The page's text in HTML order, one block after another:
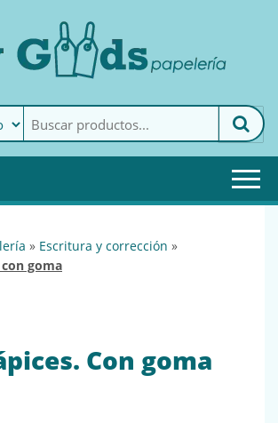
· PapeleríaMy Goods es tu papelería
online de confianza. Podrás
encontrar todo lo necesario
» escritura y corrección »
con goma
Con goma